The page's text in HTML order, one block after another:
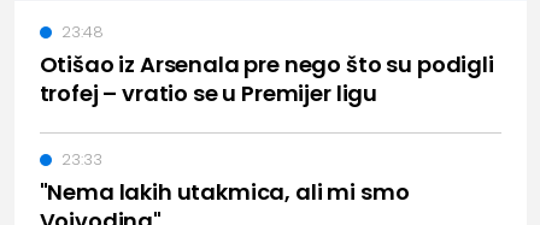
Otišao iz Arsenala pre nego što su podigli
trofej – vratio se u Premijer ligu
23:48
"Nema lakih utakmica, ali mi smo
23:33